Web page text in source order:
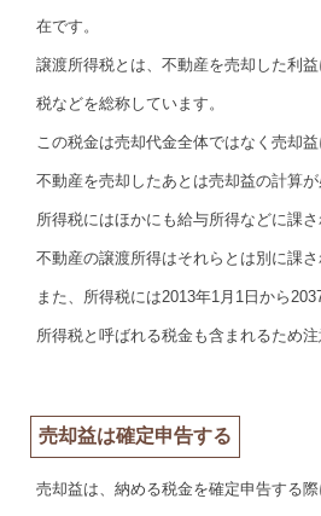
在です。
譲渡所得税とは、不動産を売却した利
税などを総称しています。
この税金は売却代金全体ではなく売却益
不動産を売却したあとは売却益の計算が
所得税にはほかにも給与所得などに課さ
不動産の譲渡所得はそれらとは別に課さ
また、所得税には2013年1月1日から
所得税と呼ばれる税金も含まれるため注
売却益は確定申告する
売却益は、納める税金を確定申告する際